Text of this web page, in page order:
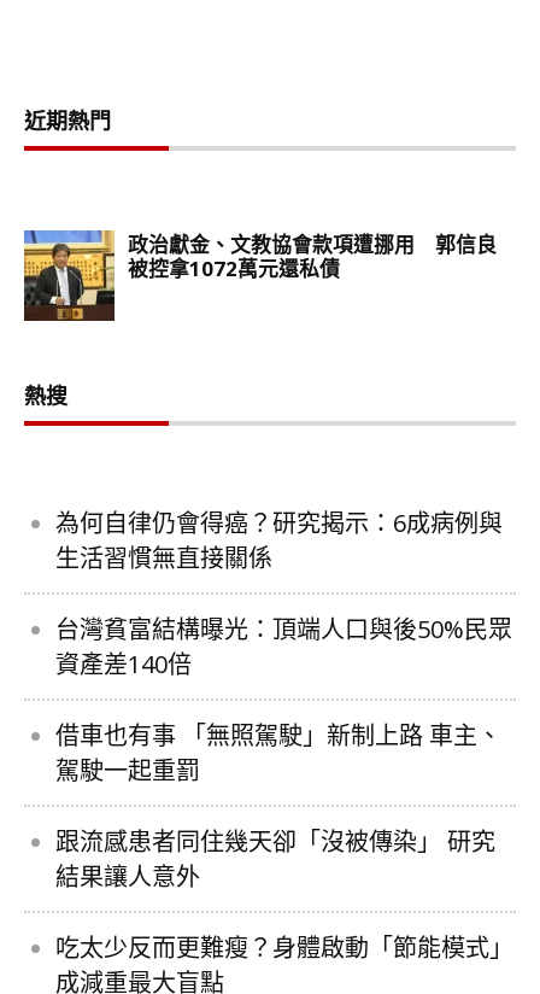
近期熱門
熱搜
為何自律仍會得癌？研究揭示：6成病例與
生活習慣無直接關係
台灣貧富結構曝光：頂端人口與後50%民眾
資產差140倍
借車也有事 「無照駕駛」新制上路 車主、
駕駛一起重罰
跟流感患者同住幾天卻「沒被傳染」 研究
結果讓人意外
吃太少反而更難瘦？身體啟動「節能模式」
成減重最大盲點